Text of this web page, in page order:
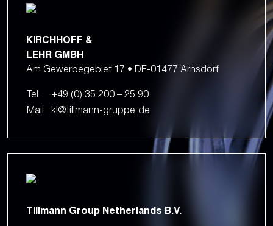
KIRCHHOFF &
LEHR GMBH
Am Gewerbegebiet 17 • DE-01477 Arnsdorf
Tel.
+49 (0) 35 200 – 25 90
Mail
kl@tillmann-gruppe.de
Tillmann Group Netherlands B.V.